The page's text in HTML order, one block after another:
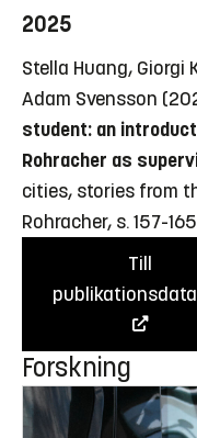
2025
Stella Huang, Giorgi
Adam Svensson
student: an
Rohracher as
cities, stories from
Rohracher, s. 157-165
Till
Forskning